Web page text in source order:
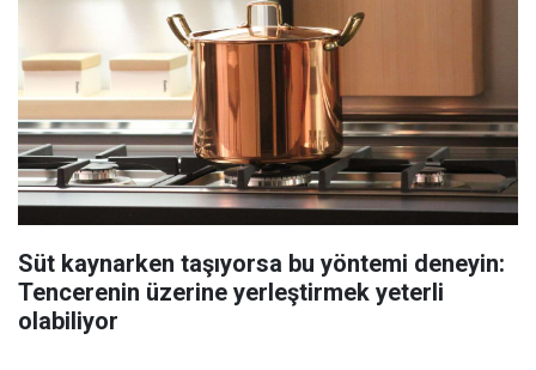
Süt kaynarken taşıyorsa bu yöntemi deneyin:
Tencerenin üzerine yerleştirmek yeterli
olabiliyor